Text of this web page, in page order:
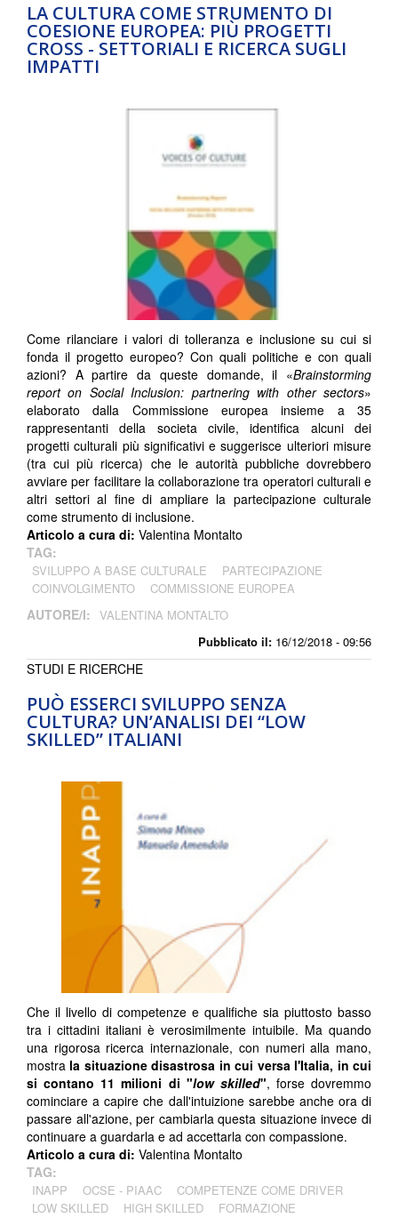
LA CULTURA COME STRUMENTO DI
COESIONE EUROPEA: PIÙ PROGETTI
CROSS - SETTORIALI E RICERCA SUGLI
IMPATTI
Pubblicato il: 16/12/2018 - 09:56
Come rilanciare i valori di tolleranza e inclusione su cui si
fonda il progetto europeo? Con quali politiche e con quali
azioni? A partire da queste domande, il «Brainstorming
report on Social Inclusion: partnering with other sectors»
elaborato dalla Commissione europea insieme a 35
rappresentanti della societa civile, identifica alcuni dei
progetti culturali più significativi e suggerisce ulteriori misure
(tra cui più ricerca) che le autorità pubbliche dovrebbero
avviare per facilitare la collaborazione tra operatori culturali e
altri settori al fine di ampliare la partecipazione culturale
come strumento di inclusione.
Articolo a cura di: Valentina Montalto
TAG:
SVILUPPO A BASE CULTURALE
PARTECIPAZIONE
COINVOLGIMENTO
COMMISSIONE EUROPEA
AUTORE/I: VALENTINA MONTALTO
PUÒ ESSERCI SVILUPPO SENZA
CULTURA? UN’ANALISI DEI “LOW
SKILLED” ITALIANI
STUDI E RICERCHE
Che il livello di competenze e qualifiche sia piuttosto basso
tra i cittadini italiani è verosimilmente intuibile. Ma quando
una rigorosa ricerca internazionale, con numeri alla mano,
mostra la situazione disastrosa in cui versa l'Italia, in cui
si contano 11 milioni di "low skilled", forse dovremmo
cominciare a capire che dall'intuizione sarebbe anche ora di
passare all'azione, per cambiarla questa situazione invece di
continuare a guardarla e ad accettarla con compassione.
Articolo a cura di: Valentina Montalto
TAG:
INAPP OCSE - PIAAC
COMPETENZE COME DRIVER
LOW SKILLED
HIGH SKILLED FORMAZIONE